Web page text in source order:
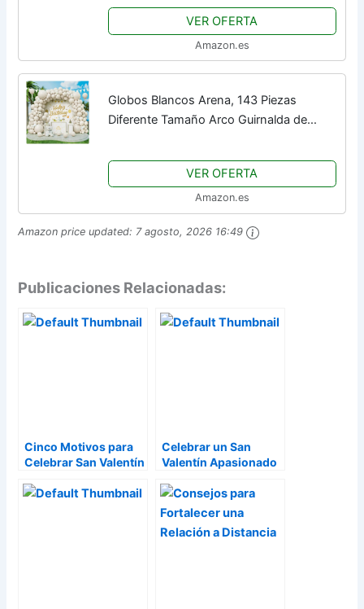
Compromiso de...
VER OFERTA
Amazon.es
Globos Blancos Arena, 143 Piezas
Diferente Tamaño Arco Guirnalda de
Niñas Mujeres Hombres Fiesta de
VER OFERTA
Amazon.es
Amazon price updated: 7 agosto, 2026 16:49
Publicaciones Relacionadas:
Cinco Motivos para
Celebrar San Valentín
Celebrar un San
Valentín Apasionado